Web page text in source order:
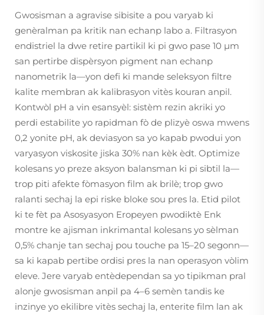
Gwosisman a agravise sibisite a pou varyab ki
genèralman pa kritik nan echanp labo a. Filtrasyon
endistriel la dwe retire partikil ki pi gwo pase 10 μm
san pertirbe dispèrsyon pigment nan echanp
nanometrik la—yon defi ki mande seleksyon filtre
kalite membran ak kalibrasyon vitès kouran anpil.
Kontwòl pH a vin esansyèl: sistèm rezin akriki yo
perdi estabilite yo rapidman fò de plizyè oswa mwens
0,2 yonite pH, ak deviasyon sa yo kapab pwodui yon
varyasyon viskosite jiska 30% nan kèk èdt. Optimize
kolesans yo preze aksyon balansman ki pi sibtil la—
trop piti afekte fòmasyon film ak brilè; trop gwo
ralanti sechaj la epi riske bloke sou pres la. Etid pilot
ki te fèt pa Asosyasyon Eropeyen pwodiktè Enk
montre ke ajisman inkrimantal kolesans yo sèlman
0,5% chanje tan sechaj pou touche pa 15–20 segonn—
sa ki kapab pertibe ordisi pres la nan operasyon vòlim
eleve. Jere varyab entèdependan sa yo tipikman pral
alonje gwosisman anpil pa 4–6 semèn tandis ke
inzinye yo ekilibre vitès sechaj la, enterite film lan ak